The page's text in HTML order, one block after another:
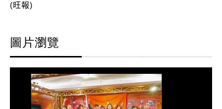
(旺報)
圖片瀏覽